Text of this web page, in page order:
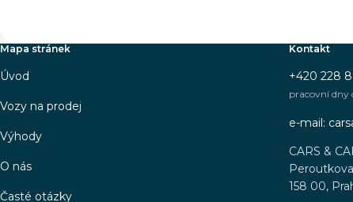
Mapa stránek
Úvod
Vozy na prodej
Výhody
O nás
Časté otázky
Kontakt
+420 228
pracovní dny
e-mail:
CARS &
158 00,